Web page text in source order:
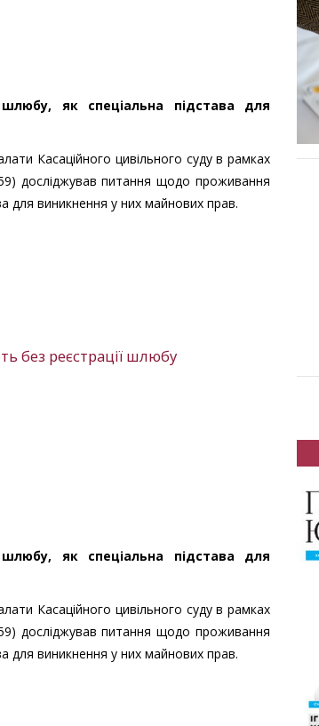
як спеціальна підстава для
Касаційного цивільного суду в рамках
досліджував питання щодо проживання
для виникнення у них майнових прав.
без реєстрації шлюбу
як спеціальна підстава для
Касаційного цивільного суду в рамках
досліджував питання щодо проживання
для виникнення у них майнових прав.